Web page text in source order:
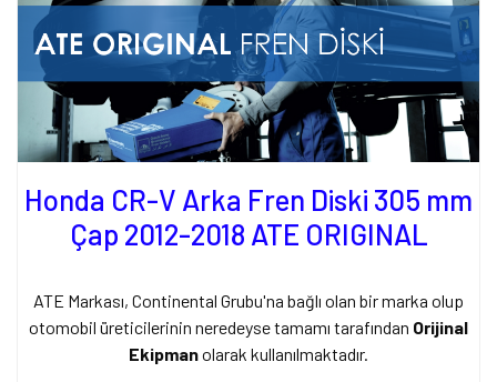
Honda CR-V Arka Fren Diski 305 mm
Çap 2012-2018 ATE ORIGINAL
ATE Markası, Continental Grubu'na bağlı olan bir marka olup
otomobil üreticilerinin neredeyse tamamı tarafından Orijinal
Ekipmanolarak kullanılmaktadır.